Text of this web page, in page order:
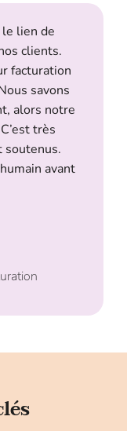
le lien de
clients.
facturation
savons
alors notre
très
soutenus.
avant